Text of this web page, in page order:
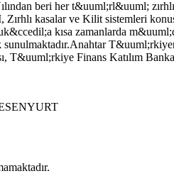
beri her t&uuml;rl&uuml;
kasalar ve Kilit sistemleri
kısa zamanlarda
Finans Katılım